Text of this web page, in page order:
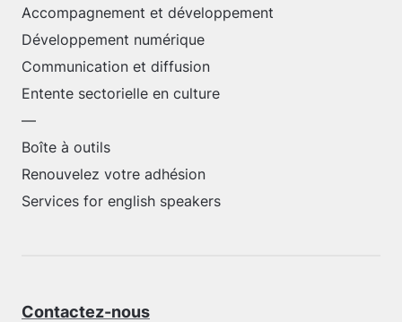
Accompagnement et développement
Développement numérique
Communication et diffusion
Entente sectorielle en culture
—
Boîte à outils
Renouvelez votre adhésion
Services for english speakers
Contactez-nous